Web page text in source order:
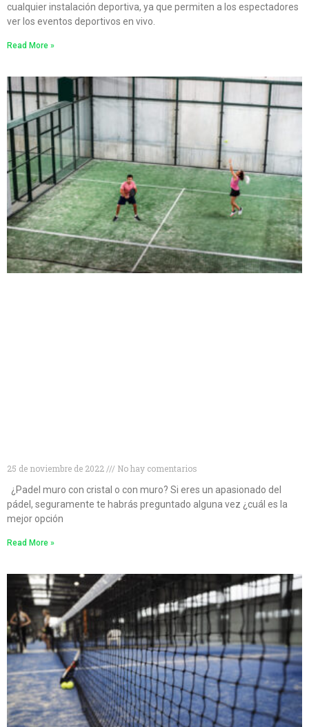
cualquier instalación deportiva, ya que permiten a los espectadores
ver los eventos deportivos en vivo.
Read More »
25 de noviembre de 2022
No hay comentarios
¿Padel muro con cristal o con muro? Si eres un apasionado del
pádel, seguramente te habrás preguntado alguna vez ¿cuál es la
mejor opción
Read More »